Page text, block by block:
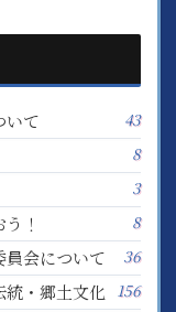
いて 43
8
3
！ 8
会について 36
・郷土文化 156